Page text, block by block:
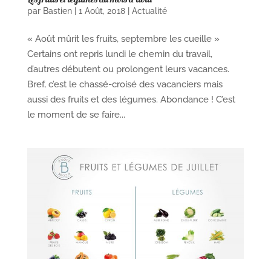
par Bastien| 1 Août, 2018| Actualité
« Août mûrit les fruits, septembre les cueille »
Certains ont repris lundi le chemin du travail,
d’autres débutent ou prolongent leurs vacances.
Bref, c’est le chassé-croisé des vacanciers mais
aussi des fruits et des légumes. Abondance ! C’est
le moment de se faire...